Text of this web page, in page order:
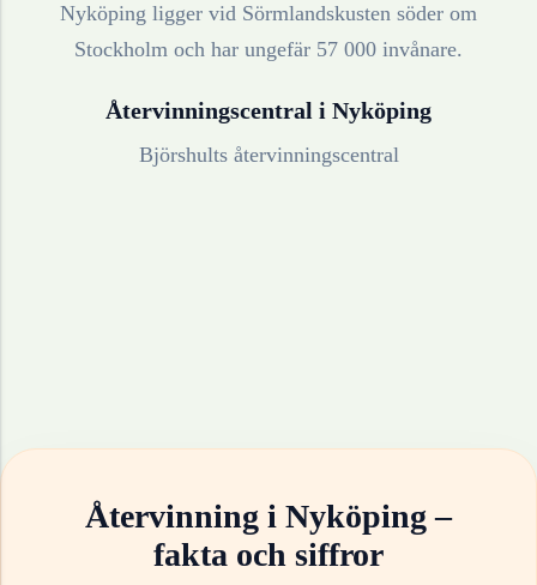
Nyköping ligger vid Sörmlandskusten söder om
Stockholm och har ungefär 57 000 invånare.
Återvinningscentral i Nyköping
Björshults återvinningscentral
Återvinning i Nyköping–
fakta och siffror